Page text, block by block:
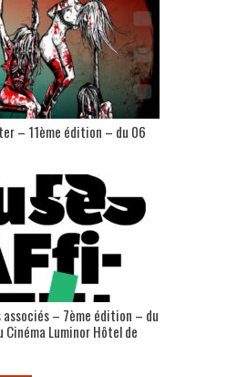
– 11ème édition – du 06
– 7ème édition – du
Cinéma Luminor Hôtel de